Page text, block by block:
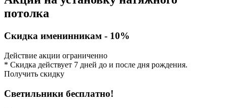
потолка
Скидка именинникам - 10%
Действие акции ограниченно
* Скидка действует 7 дней до и после дня рождения.
Получить скидку
Светильники бесплатно!